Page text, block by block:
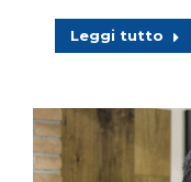
Leggi tutto